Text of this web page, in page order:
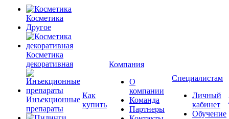
Косметика
Другое
Косметика
декоративная
Инъекционные
препараты
Как
купить
Компания
О
компании
Команда
Партнеры
Специалистам
Личный
кабинет
Обучение